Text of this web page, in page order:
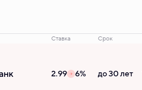
Ставка Срок
2.99 6% до 30 лет